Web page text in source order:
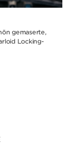
gemaserte,
Locking-